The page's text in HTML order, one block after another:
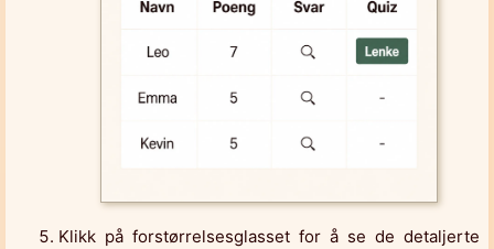
Klikk på forstørrelsesglasset for å se de detaljerte